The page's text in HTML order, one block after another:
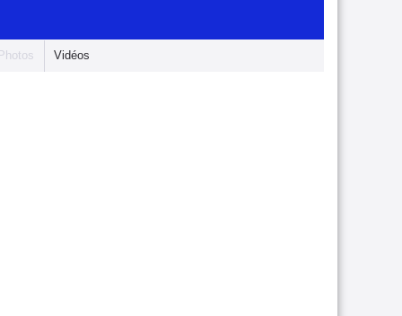
Photos Vidéos